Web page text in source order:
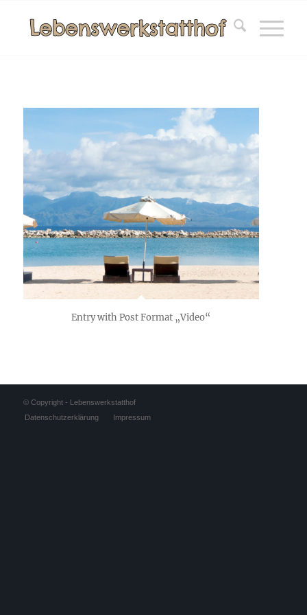
Entry with Post Format „Video“
© Copyright - Lebenswerkstatthof
Datenschutzerklärung
Impressum